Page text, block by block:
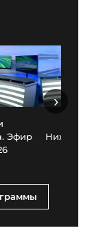
Эфир
›